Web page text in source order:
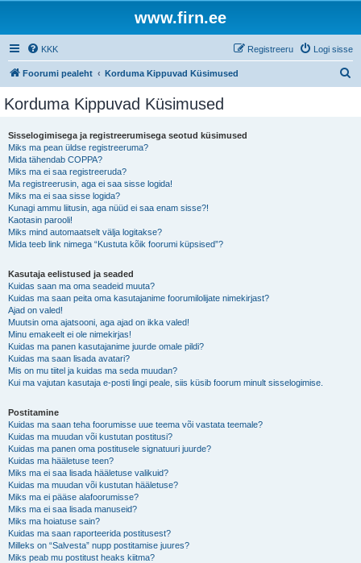
www.firn.ee
KKK Logi sisse
Registreeru
Foorumi pealeht Korduma Kippuvad Küsimused
Korduma Kippuvad Küsimused
Sisselogimisega ja registreerumisega seotud küsimused
Miks ma pean üldse registreeruma?
Mida tähendab COPPA?
Miks ma ei saa registreeruda?
Ma registreerusin, aga ei saa sisse logida!
Miks ma ei saa sisse logida?
Kunagi ammu liitusin, aga nüüd ei saa enam sisse?!
Kaotasin parooli!
Miks mind automaatselt välja logitakse?
Mida teeb link nimega “Kustuta kõik foorumi küpsised”?
Kasutaja eelistused ja seaded
Kuidas saan ma oma seadeid muuta?
Kuidas ma saan peita oma kasutajanime foorumilolijate nimekirjast?
Ajad on valed!
Muutsin oma ajatsooni, aga ajad on ikka valed!
Minu emakeelt ei ole nimekirjas!
Kuidas ma panen kasutajanime juurde omale pildi?
Kuidas ma saan lisada avatari?
Mis on mu tiitel ja kuidas ma seda muudan?
Kui ma vajutan kasutaja e-posti lingi peale, siis küsib foorum minult sisselogimise.
Postitamine
Kuidas ma saan teha foorumisse uue teema või vastata teemale?
Kuidas ma muudan või kustutan postitusi?
Kuidas ma panen oma postitusele signatuuri juurde?
Kuidas ma hääletuse teen?
Miks ma ei saa lisada hääletuse valikuid?
Kuidas ma muudan või kustutan hääletuse?
Miks ma ei pääse alafoorumisse?
Miks ma ei saa lisada manuseid?
Miks ma hoiatuse sain?
Kuidas ma saan raporteerida postitusest?
Milleks on “Salvesta” nupp postitamise juures?
Miks peab mu postitust heaks kiitma?